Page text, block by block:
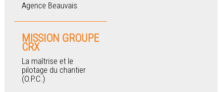
Agence Beauvais
MISSION GROUPE
CRX
La maîtrise et le
pilotage du chantier
(O.P.C.)